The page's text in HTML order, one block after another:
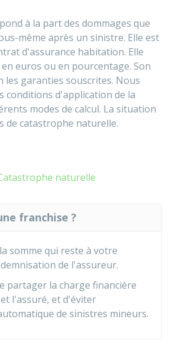
à la part des dommages que
même après un sinistre. Elle est
d'assurance habitation. Elle
euros ou en pourcentage. Son
les garanties souscrites. Nous
conditions d'application de la
modes de calcul. La situation
de catastrophe naturelle.
naturelle
franchise ?
somme qui reste à votre
de l'assureur.
partager la charge financière
l'assuré, et d'éviter
de sinistres mineurs.